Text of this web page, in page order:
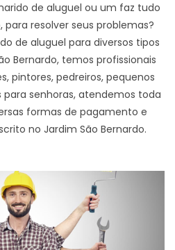
de aluguel ou um faz tudo
para resolver seus problemas?
de aluguel para diversos tipos
Bernardo, temos profissionais
pintores, pedreiros, pequenos
senhoras, atendemos toda
formas de pagamento e
no Jardim São Bernardo.